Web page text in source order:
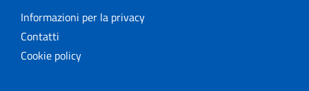
Informazioni per la privacy
Contatti
Cookie policy